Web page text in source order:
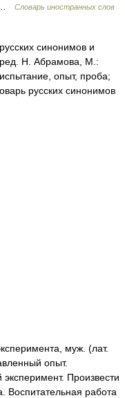
…
Словарь иностранных слов
синонимов и
Н. Абрамова, М.:
опыт, проба;
русских синонимов
муж. (лат.
опыт.
Произвести
Воспитательная работа